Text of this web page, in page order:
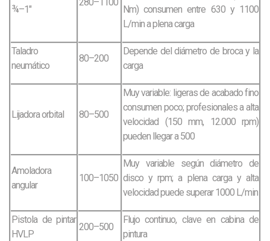
¾–1″
280–1100
Nm) consumen entre 630 y 1100
L/min a plena carga
Taladro
neumático
80–200
Depende del diámetro de broca y la
carga
Lijadora orbital 80–500
Muy variable: ligeras de acabado fino
consumen poco; profesionales a alta
velocidad (150 mm, 12.000 rpm)
pueden llegar a 500
Amoladora
angular
100–1050
Muy variable según diámetro de
disco y rpm; a plena carga y alta
velocidad puede superar 1000 L/min
Pistola de pintar
HVLP
200–500
Flujo continuo, clave en cabina de
pintura